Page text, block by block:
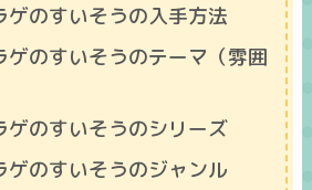
ゲのすいそうの入手方法
ゲのすいそうのテーマ（雰囲
ゲのすいそうのシリーズ
ゲのすいそうのジャンル